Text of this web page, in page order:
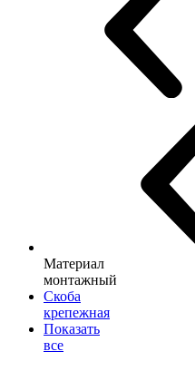
Материал
монтажный
Скоба
крепежная
Показать
все